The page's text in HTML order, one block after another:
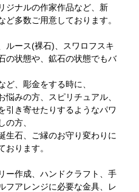
ジナルの作家作品など、新
多数ご用意しております。
ルース(裸石)、スワロフスキ
の状態や、鉱石の状態でもバ
ど、彫金をする時に、
みの方、スピリチュアル、
引き寄せたりするようなパワ
の方、
生石、ご縁のお守り変わりに
おります。
ー作成、ハンドクラフト、手
フアレンジに必要な金具、レ